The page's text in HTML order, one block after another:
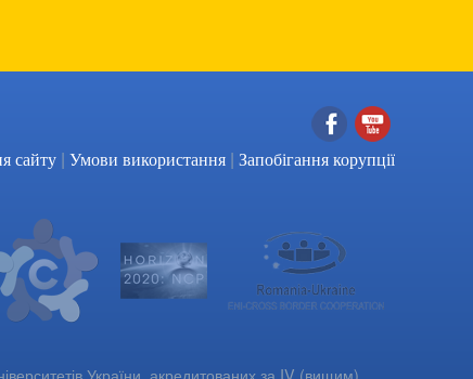
Facebook
YouTube
сайту | Умови використання | Запобігання корупції
України, акредитованих за IV (вищим)